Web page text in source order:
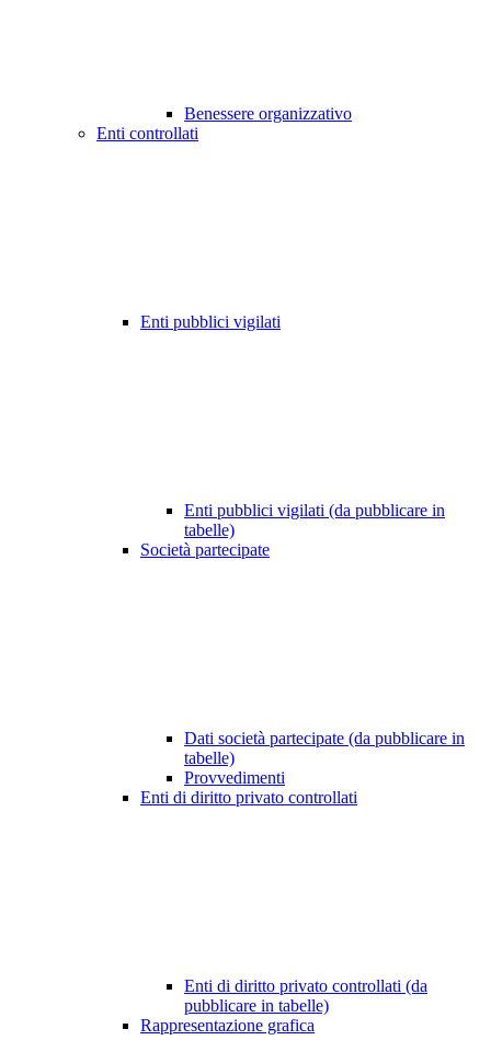
Benessere organizzativo
Enti controllati
Enti pubblici vigilati
Enti pubblici vigilati (da pubblicare in
tabelle)
Società partecipate
Dati società partecipate (da pubblicare in
tabelle)
Provvedimenti
Enti di diritto privato controllati
Enti di diritto privato controllati (da
pubblicare in tabelle)
Rappresentazione grafica